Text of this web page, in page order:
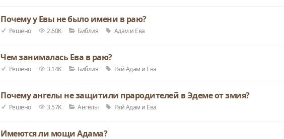
Почему у Евы не было имени в раю?
Решено 2.60K Библия Адам и Ева
Чем занималась Ева в раю?
Решено 3.14K Библия РайАдам и Ева
Почему ангелы не защитили прародителей в Эдеме от змия?
Решено 3.57K Ангелы РайАдам и Ева
Имеются ли мощи Адама?